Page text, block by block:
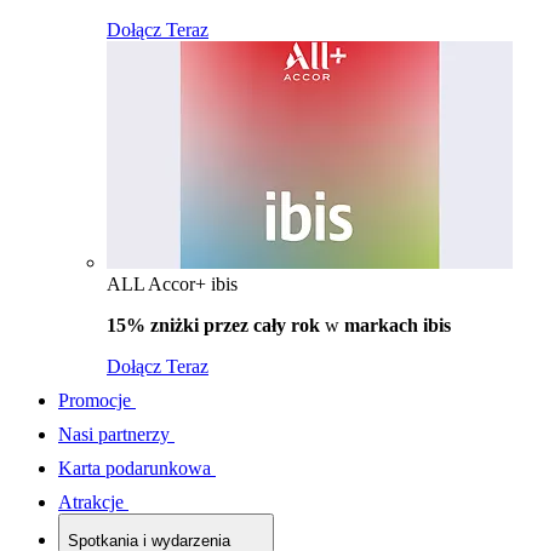
Dołącz Teraz
ALL Accor+ ibis
15% zniżki przez cały rok w markach ibis
Dołącz Teraz
Promocje
Nasi partnerzy
Karta podarunkowa
Atrakcje
Spotkania i wydarzenia